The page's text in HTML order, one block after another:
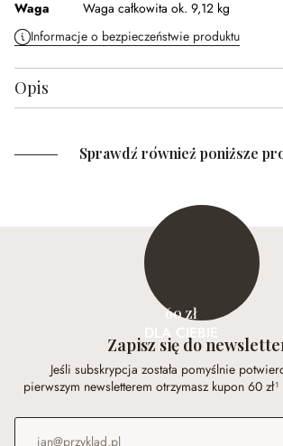
Waga
Waga całkowita ok. 9,12 kg
Informacje o bezpieczeństwie produktu
Opis
Sprawdź również poniższe
60 zł
DLA CIEBIE
Zapisz się do
Jeśli subskrypcja została pomyślnie
pierwszym newsletterem otrzymasz kupon 60
Adres e-mail